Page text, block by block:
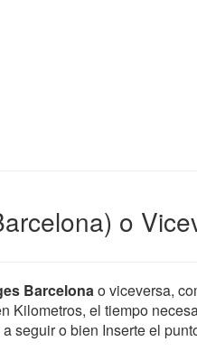
o
Barcelonao viceversa,
el tiempo
seguir o bien Inserte el